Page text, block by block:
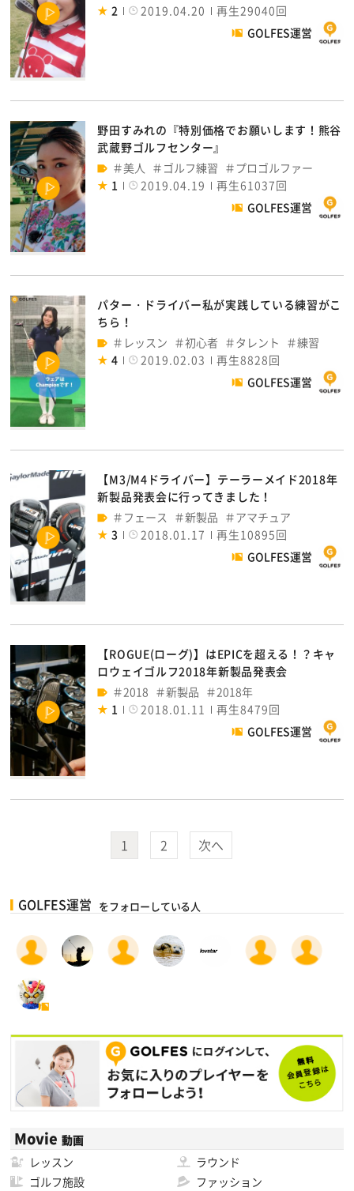
2
2019.04.20
再生29040回
GOLFES運営
野田すみれの『特別価格でお願いします！熊谷
武蔵野ゴルフセンター』
美人
ゴルフ練習
プロゴルファー
1
2019.04.19
再生61037回
GOLFES運営
パター・ドライバー私が実践している練習がこ
ちら！
レッスン
初心者 タレント
練習
4
2019.02.03
再生8828回
GOLFES運営
【M3/M4ドライバー】テーラーメイド2018年
新製品発表会に行ってきました！
フェース
新製品
アマチュア
3
2018.01.17
再生10895回
GOLFES運営
【ROGUE(ローグ)】はEPICを超える！？キャ
ロウェイゴルフ2018年新製品発表会
2018
新製品
2018年
1
2018.01.11
再生8479回
GOLFES運営
1 2 次へ
GOLFES運営 をフォローしている人
Movie 動画
レッスン
ラウンド
ゴルフ施設
ファッション